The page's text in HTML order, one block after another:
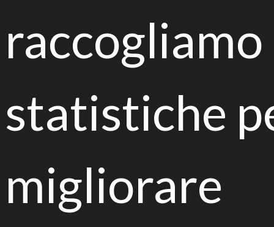
social inclusion
raccogliamo
statistiche
migliorare